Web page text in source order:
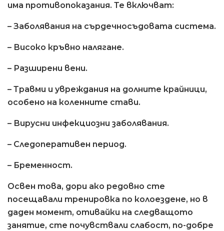
има противопоказания. Те включват:
– Заболявания на сърдечносъдовата система.
– Високо кръвно налягане.
– Разширени вени.
– Травми и увреждания на долните крайници,
особено на коленните стави.
– Вирусни инфекциозни заболявания.
– Следоперативен период.
– Бременност.
Освен това, дори ако редовно сте
посещавали тренировка по колоездене, но в
даден момент, отивайки на следващото
занятие, сте почувствали слабост, по-добре